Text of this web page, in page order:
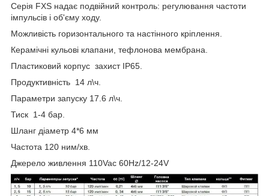
Серія FXS надає подвійний контроль: регулювання частоти
імпульсів і об'єму ходу.
Можливість горизонтального та настінного кріплення.
Керамічні кульові клапани, тефлонова мембрана.
Пластиковий корпус захист IP65.
Продуктивність 14 л\ч.
Параметри запуску 17.6 л\ч.
Тиск 1-4 бар.
Шланг діаметр 4*6 мм
Частота 120 ним/хв.
Джерело живлення 110Vac 60Hz/12-24V